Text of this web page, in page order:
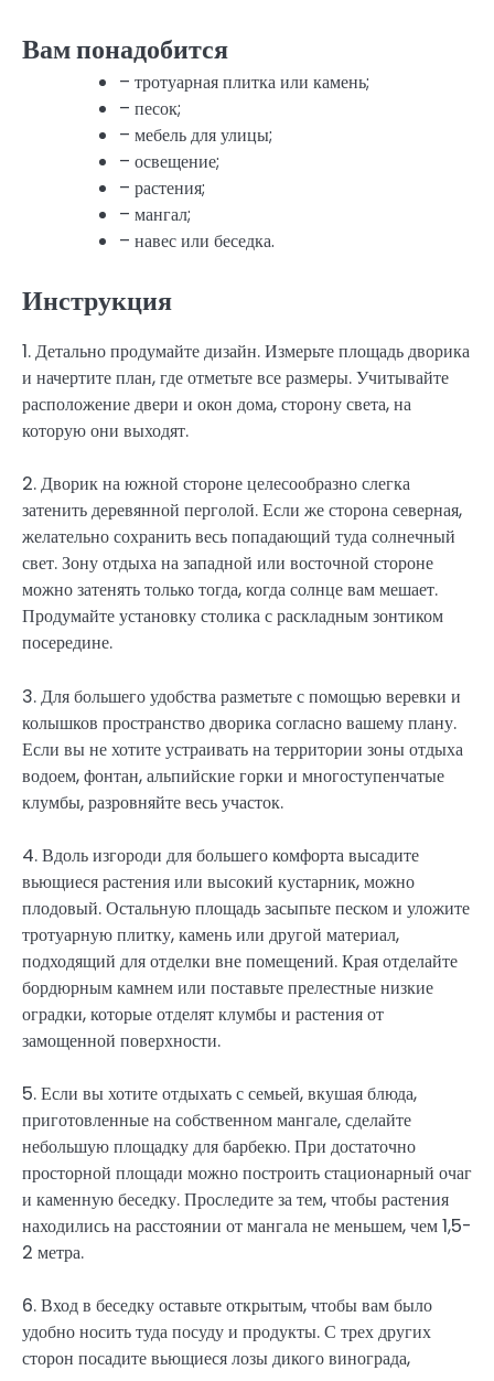
Вам понадобится
– тротуарная плитка или камень;
– песок;
– мебель для улицы;
– освещение;
– растения;
– мангал;
– навес или беседка.
Инструкция
1. Детально продумайте дизайн. Измерьте площадь дворика
и начертите план, где отметьте все размеры. Учитывайте
расположение двери и окон дома, сторону света, на
которую они выходят.
2. Дворик на южной стороне целесообразно слегка
затенить деревянной перголой. Если же сторона северная,
желательно сохранить весь попадающий туда солнечный
свет. Зону отдыха на западной или восточной стороне
можно затенять только тогда, когда солнце вам мешает.
Продумайте установку столика с раскладным зонтиком
посередине.
3. Для большего удобства разметьте с помощью веревки и
колышков пространство дворика согласно вашему плану.
Если вы не хотите устраивать на территории зоны отдыха
водоем, фонтан, альпийские горки и многоступенчатые
клумбы, разровняйте весь участок.
4. Вдоль изгороди для большего комфорта высадите
вьющиеся растения или высокий кустарник, можно
плодовый. Остальную площадь засыпьте песком и уложите
тротуарную плитку, камень или другой материал,
подходящий для отделки вне помещений. Края отделайте
бордюрным камнем или поставьте прелестные низкие
оградки, которые отделят клумбы и растения от
замощенной поверхности.
5. Если вы хотите отдыхать с семьей, вкушая блюда,
приготовленные на собственном мангале, сделайте
небольшую площадку для барбекю. При достаточно
просторной площади можно построить стационарный очаг
и каменную беседку. Проследите за тем, чтобы растения
находились на расстоянии от мангала не меньшем, чем 1,5-
2 метра.
6. Вход в беседку оставьте открытым, чтобы вам было
удобно носить туда посуду и продукты. С трех других
сторон посадите вьющиеся лозы дикого винограда,